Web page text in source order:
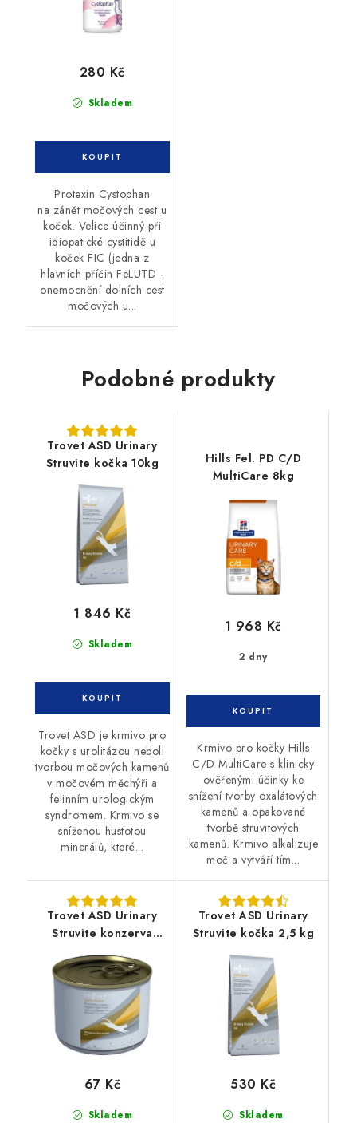
Skladem
280 Kč
Protexin Cystophan
na zánět močových cest u
koček. Velice účinný při
idiopatické cystitidě u
koček FIC (jedna z
hlavních příčin FeLUTD -
onemocnění dolních cest
močových u...
Podobné produkty
Trovet ASD Urinary
Struvite kočka 10kg
Skladem
1 846 Kč
Trovet ASD je krmivo pro
kočky s urolitázou neboli
tvorbou močových kamenů
v močovém měchýři a
felinním urologickým
syndromem. Krmivo se
sníženou hustotou
minerálů, které...
Hills Fel. PD C/D
MultiCare 8kg
2 dny
1 968 Kč
Krmivo pro kočky Hills
C/D MultiCare s klinicky
ověřenými účinky ke
snížení tvorby oxalátových
kamenů a opakované
tvorbě struvitových
kamenů. Krmivo alkalizuje
moč a vytváří tím...
Trovet ASD Urinary
Struvite konzerva
kočka 200g
Skladem
67 Kč
Trovet ASD Urinary
Struvite kočka 2,5 kg
Skladem
530 Kč